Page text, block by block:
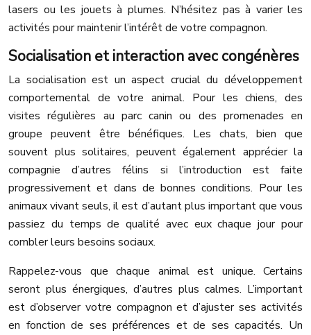
lasers ou les jouets à plumes. N’hésitez pas à varier les
activités pour maintenir l’intérêt de votre compagnon.
Socialisation et interaction avec congénères
La socialisation est un aspect crucial du développement
comportemental de votre animal. Pour les chiens, des
visites régulières au parc canin ou des promenades en
groupe peuvent être bénéfiques. Les chats, bien que
souvent plus solitaires, peuvent également apprécier la
compagnie d’autres félins si l’introduction est faite
progressivement et dans de bonnes conditions. Pour les
animaux vivant seuls, il est d’autant plus important que vous
passiez du temps de qualité avec eux chaque jour pour
combler leurs besoins sociaux.
Rappelez-vous que chaque animal est unique. Certains
seront plus énergiques, d’autres plus calmes. L’important
est d’observer votre compagnon et d’ajuster ses activités
en fonction de ses préférences et de ses capacités. Un